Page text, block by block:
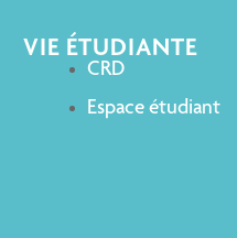
VIE ÉTUDIANTE
CRD
Espace étudiant